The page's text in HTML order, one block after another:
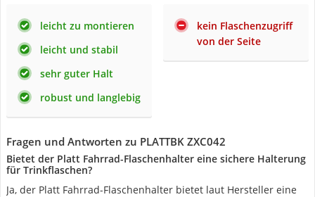
leicht zu montieren
leicht und stabil
sehr guter Halt
robust und langlebig
kein Flaschenzugriff
von der Seite
Fragen und Antworten zu PLATTBK ZXC042
Bietet der Platt Fahrrad-Flaschenhalter eine sichere Halterung
für Trinkflaschen?
Ja, der Platt Fahrrad-Flaschenhalter bietet laut Hersteller eine